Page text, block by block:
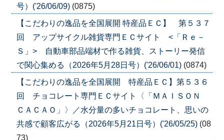
号）('26/06/09) (0875)
【こだわりの逸品を全国展開 特産品ＥＣ】 第５３７
回 アップサイクル雑貨専門ＥＣサイト <「Ｒｅ－
Ｓ」> 自動車部品端材で作る雑貨、ストーリー発信
で関心集める（2026年5月28日号）('26/06/01) (0874)
【こだわりの逸品を全国展開 特産品ＥＣ】第５３６
回 チョコレート専門ＥＣサイト〈「ＭＡＩＳＯＮ
ＣＡＣＡＯ」〉／水分量の多いチョコレート、思いの
共感で顧客広がる（2026年5月21日号）('26/05/25) (08
73)